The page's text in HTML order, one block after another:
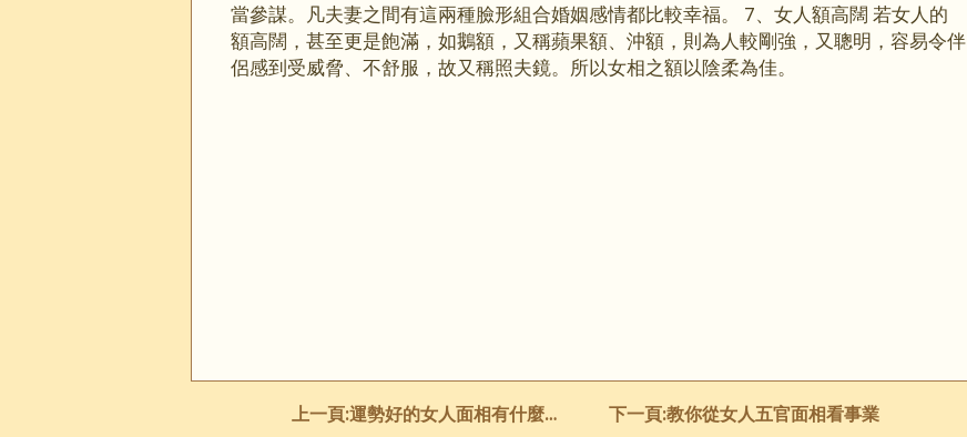
當參謀。凡夫妻之間有這兩種臉形組合婚姻感情都比較幸福。 7、女人額高闊 若女人的
額高闊，甚至更是飽滿，如鵝額，又稱蘋果額、沖額，則為人較剛強，又聰明，容易令伴
侶感到受威脅、不舒服，故又稱照夫鏡。所以女相之額以陰柔為佳。
上一頁:運勢好的女人面相有什麼特征 下一頁:教你從女人五官面相看事業